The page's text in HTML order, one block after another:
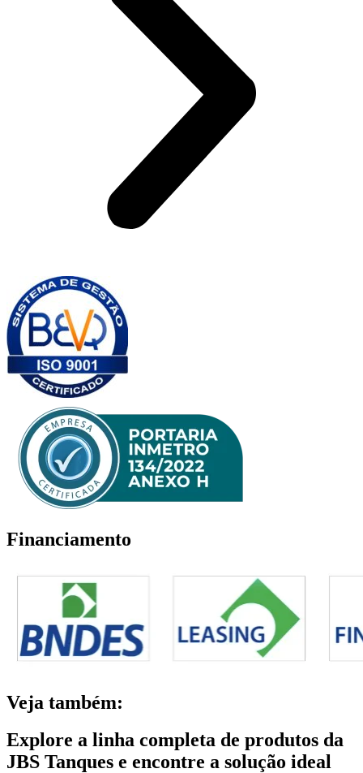
Financiamento
Veja também:
Explore a linha completa de produtos da
JBS Tanques e encontre a solução ideal